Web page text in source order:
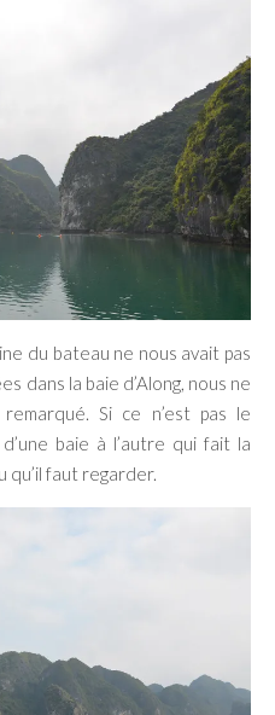
du bateau ne nous avait pas
dans la baie d’Along, nous ne
remarqué. Si ce n’est pas le
baie à l’autre qui fait la
qu’il faut regarder.